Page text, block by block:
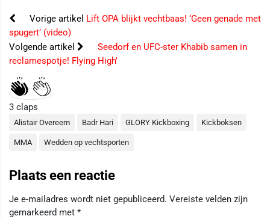
Vorige artikel Lift OPA blijkt vechtbaas! ‘Geen genade met
spugert’ (video)
Volgende artikel
Seedorf en UFC-ster Khabib samen in
reclamespotje! Flying High’
3 claps
Alistair Overeem Badr Hari GLORY Kickboxing Kickboksen
MMA Wedden op vechtsporten
Plaats een reactie
Je e-mailadres wordt niet gepubliceerd. Vereiste velden zijn
gemarkeerd met *